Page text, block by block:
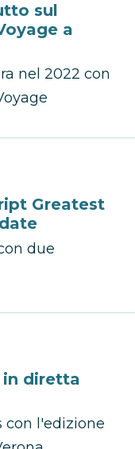
sul
a
nel 2022 con
Greatest
due
in diretta
con l'edizione